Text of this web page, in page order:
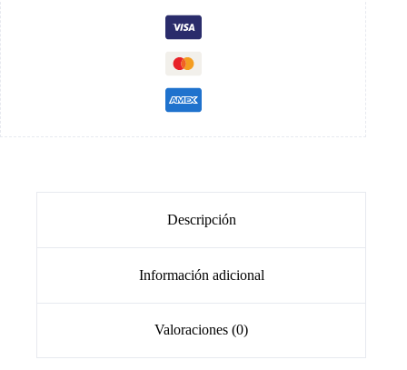
Descripción
Información adicional
Valoraciones (0)